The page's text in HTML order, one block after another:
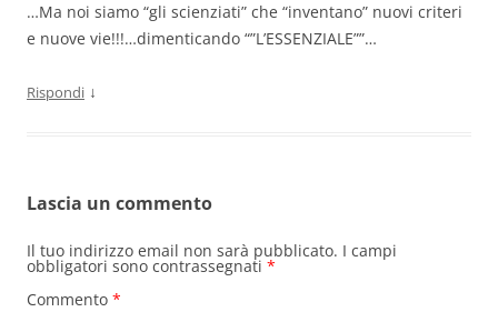
…Ma noi siamo “gli scienziati” che “inventano” nuovi criteri
e nuove vie!!!…dimenticando “”L’ESSENZIALE””…
Rispondi ↓
Lascia un commento
Il tuo indirizzo email non sarà pubblicato. I campi
obbligatori sono contrassegnati *
Commento *